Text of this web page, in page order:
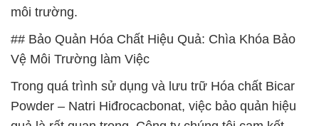
môi trường.
## Bảo Quản Hóa Chất Hiệu Quả: Chìa Khóa Bảo
Vệ Môi Trường làm Việc
Trong quá trình sử dụng và lưu trữ Hóa chất Bicar
Powder – Natri Hiđrocacbonat, việc bảo quản hiệu